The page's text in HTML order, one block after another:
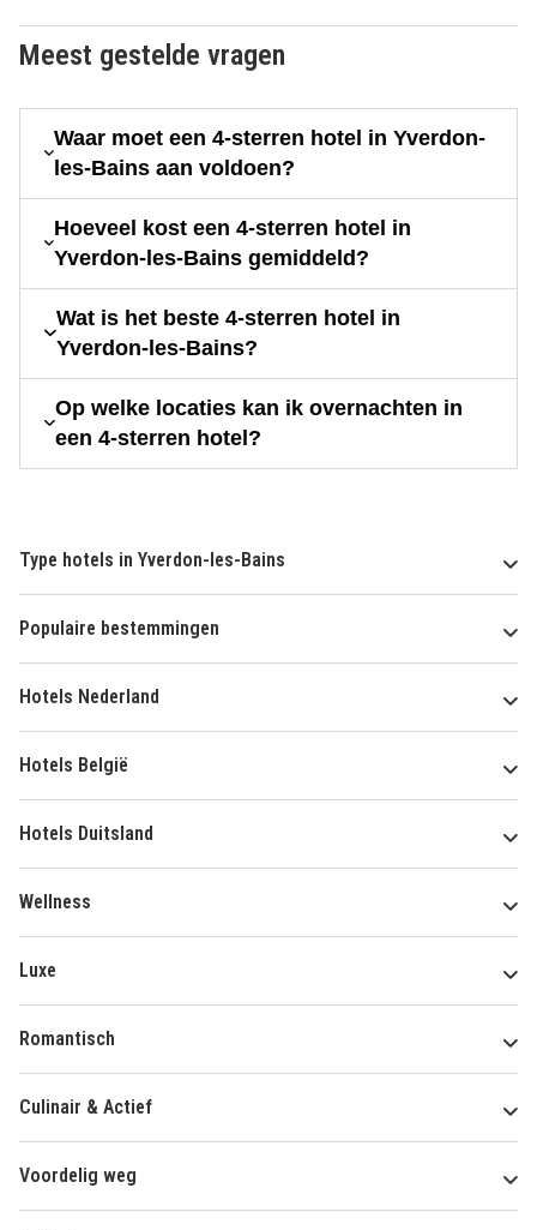
Meest gestelde vragen
Waar moet een 4-sterren hotel in Yverdon-
les-Bains aan voldoen?
Hoeveel kost een 4-sterren hotel in
Yverdon-les-Bains gemiddeld?
Wat is het beste 4-sterren hotel in
Yverdon-les-Bains?
Op welke locaties kan ik overnachten in
een 4-sterren hotel?
Type hotels in Yverdon-les-Bains
Populaire bestemmingen
Hotels Nederland
Hotels België
Hotels Duitsland
Wellness
Luxe
Romantisch
Culinair & Actief
Voordelig weg